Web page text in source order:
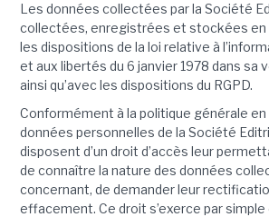
Les données collectées par la Société
collectées, enregistrées et stockées
les dispositions de la loi relative à
et aux libertés du 6 janvier 1978 dans sa
ainsi qu’avec les dispositions du RGPD.
Conformément à la politique générale
données personnelles de la Société
disposent d’un droit d’accès leur
de connaître la nature des données
concernant, de demander leur
effacement. Ce droit s’exerce par simple